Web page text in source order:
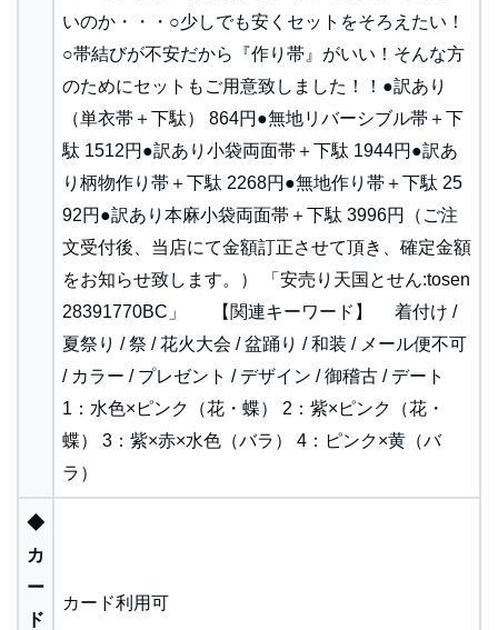
いのか・・・○少しでも安くセットをそろえたい！
○帯結びが不安だから『作り帯』がいい！そんな方
のためにセットもご用意致しました！！●訳あり
（単衣帯＋下駄） 864円●無地リバーシブル帯＋下
駄 1512円●訳あり小袋両面帯＋下駄 1944円●訳あ
り柄物作り帯＋下駄 2268円●無地作り帯＋下駄 25
92円●訳あり本麻小袋両面帯＋下駄 3996円（ご注
文受付後、当店にて金額訂正させて頂き、確定金額
をお知らせ致します。） 「安売り天国とせん:tosen
28391770BC」 【関連キーワード】 着付け /
夏祭り / 祭 / 花火大会 / 盆踊り / 和装 / メール便不可
/ カラー / プレゼント / デザイン / 御稽古 / デート
1：水色×ピンク（花・蝶） 2：紫×ピンク（花・
蝶） 3：紫×赤×水色（バラ） 4：ピンク×黄（バ
ラ）
◆
カ
ー
ド
カード利用可